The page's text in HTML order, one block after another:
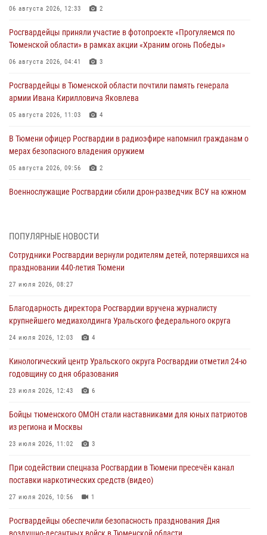
06 августа 2026, 12:33 2
Росгвардейцы приняли участие в фотопроекте «Прогуляемся по
Тюменской области» в рамках акции «Храним огонь Победы»
06 августа 2026, 04:41 3
Росгвардейцы в Тюменской области почтили память генерала
армии Ивана Кирилловича Яковлева
05 августа 2026, 11:03 4
В Тюмени офицер Росгвардии в радиоэфире напомнил гражданам о
мерах безопасного владения оружием
05 августа 2026, 09:56 2
Военнослужащие Росгвардии сбили дрон-разведчик ВСУ на южном
масштабных спортивных событий на Урале
05 августа 2026, 05:22
виновника ДТП
05 августа 2026, 05:15
труженицу тыла из Тюмени
04 августа 2026, 11:07
условиях в Тюменской области (видео)
04 августа 2026, 06:28
ПОПУЛЯРНЫЕ НОВОСТИ
Сотрудники Росгвардии вернули родителям детей, потерявшихся на
праздновании 440-летия Тюмени
27 июля 2026, 08:27
Благодарность директора Росгвардии вручена журналисту
крупнейшего медиахолдинга Уральского федерального округа
24 июля 2026, 12:03 4
Кинологический центр Уральского округа Росгвардии отметил 24-ю
годовщину со дня образования
23 июля 2026, 12:43 6
Бойцы тюменского ОМОН стали наставниками для юных патриотов
из региона и Москвы
23 июля 2026, 11:02 3
При содействии спецназа Росгвардии в Тюмени пресечён канал
поставки наркотических средств (видео)
27 июля 2026, 10:56 1
Росгвардейцы обеспечили безопасность празднования Дня